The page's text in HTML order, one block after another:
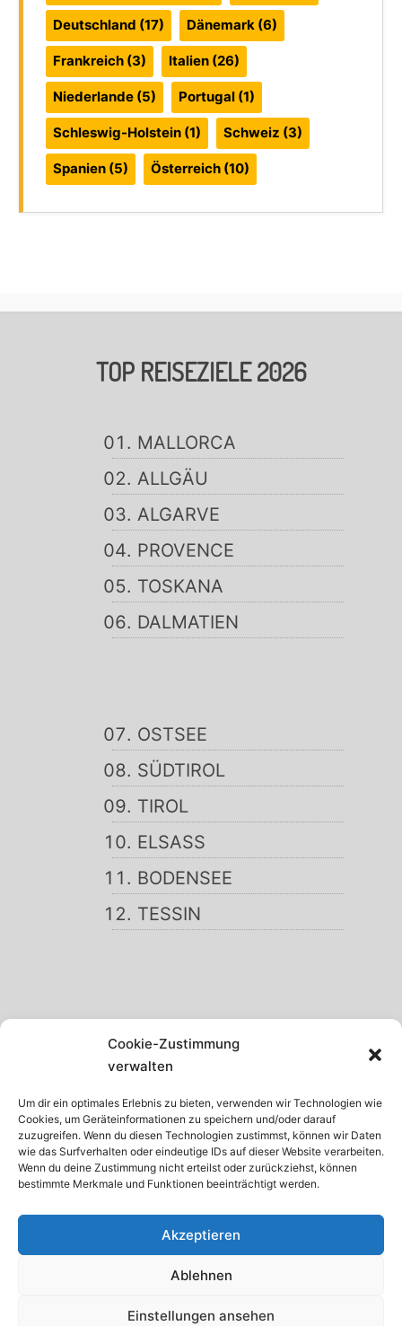
Cookie-Zustimmung
verwalten
Um dir ein optimales Erlebnis zu bieten, verwenden wir Technologien wie
Cookies, um Geräteinformationen zu speichern und/oder darauf
zuzugreifen. Wenn du diesen Technologien zustimmst, können wir Daten
wie das Surfverhalten oder eindeutige IDs auf dieser Website verarbeiten.
Wenn du deine Zustimmung nicht erteilst oder zurückziehst, können
bestimmte Merkmale und Funktionen beeinträchtigt werden.
Akzeptieren
Ablehnen
Einstellungen ansehen
Deutschland (17) Dänemark (6)
Frankreich(3) Italien(26)
Niederlande(5) Portugal(1)
Schleswig-Holstein(1) Schweiz (3)
Spanien(5) Österreich(10)
TOP REISEZIELE 2026
MALLORCA
ALLGÄU
ALGARVE
PROVENCE
TOSKANA
DALMATIEN
OSTSEE
SÜDTIROL
TIROL
ELSASS
BODENSEE
TESSIN
SCHWARZWALD
GARDASEE
MADEIRA
TENERIFFA
KRETA